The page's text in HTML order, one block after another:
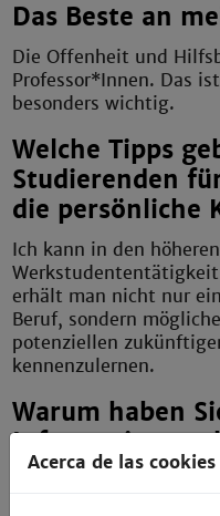
Das Beste an
Die Offenheit und
Professor*Innen. Das
besonders wichtig.
Welche Tipps
Studierenden
die persönliche
Ich kann in den
erhält man nicht nur
Beruf, sondern
potenziellen
kennenzulernen.
Warum haben
Acerca de las cookies